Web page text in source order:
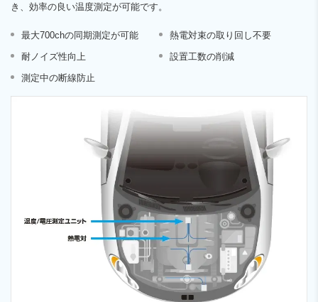
き、効率の良い温度測定が可能です。
最大700chの同期測定が可能
熱電対束の取り回し不要
耐ノイズ性向上
設置工数の削減
測定中の断線防止